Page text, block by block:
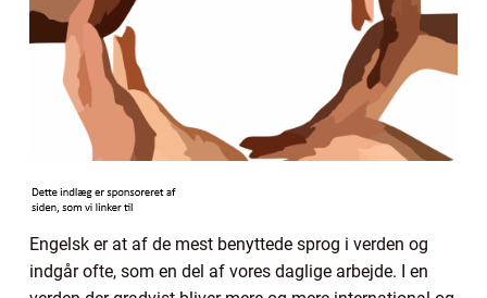
Engelsk er at af de mest benyttede sprog i verden og
indgår ofte, som en del af vores daglige arbejde. I en